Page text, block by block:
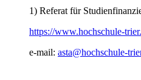
1) Referat für
https://www.hochschule-
e-mail: asta@hochschule-